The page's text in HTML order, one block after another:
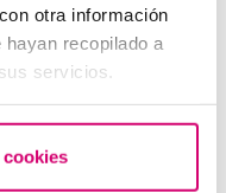
otra información
recopilado a
servicios.
: l'histoire de
maternité